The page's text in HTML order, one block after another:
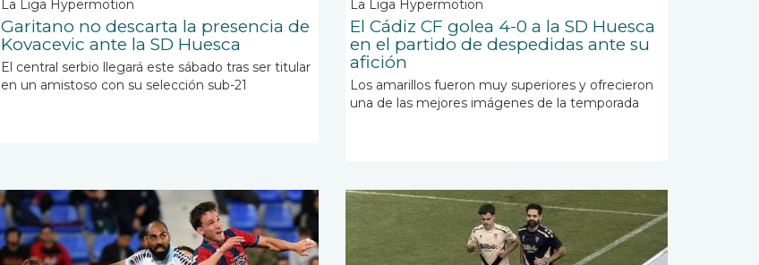
La Liga Hypermotion
Garitano no descarta la presencia de
Kovacevic ante la SD Huesca
El central serbio llegará este sábado tras ser titular
en un amistoso con su selección sub-21
La Liga Hypermotion
El Cádiz CF golea 4-0 a la SD Huesca
en el partido de despedidas ante su
afición
Los amarillos fueron muy superiores y ofrecieron
una de las mejores imágenes de la temporada